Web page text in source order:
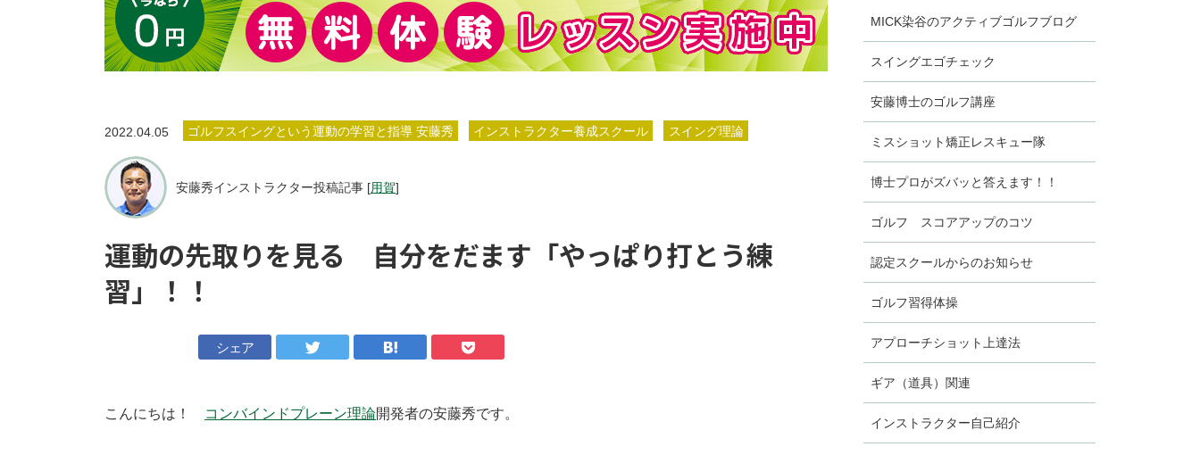
2022.04.05 ゴルフスイングという運動の学習と指導 安藤秀 インストラクター養成スクール スイング理論
安藤秀インストラクター投稿記事 [用賀]
運動の先取りを見る 自分をだます「やっぱり打とう練
習」！！
シェア
こんにちは！ コンバインドプレーン理論開発者の安藤秀です。
MICK染谷のアクティブゴルフブログ
スイングエゴチェック
安藤博士のゴルフ講座
ミスショット矯正レスキュー隊
博士プロがズバッと答えます！！
ゴルフ スコアアップのコツ
認定スクールからのお知らせ
ゴルフ習得体操
アプローチショット上達法
ギア（道具）関連
インストラクター自己紹介